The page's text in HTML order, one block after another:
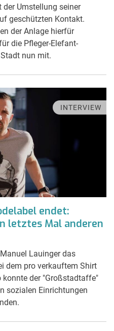
Umstellung seiner
geschützten Kontakt.
der Anlage hierfür
die Pfleger-Elefant-
nun mit.
INTERVIEW
endet:
letztes Mal anderen
Lauinger das
dem pro verkauftem Shirt
konnte der "Großstadtaffe"
sozialen Einrichtungen